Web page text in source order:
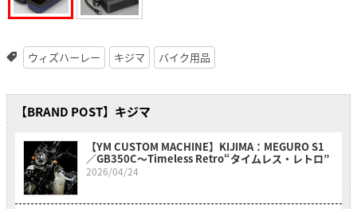
ウィズハーレー キジマ バイク用品
【BRAND POST】キジマ
【YM CUSTOM MACHINE】KIJIMA：MEGURO S1
／GB350C〜Timeless Retro“タイムレス・レトロ”
2026/04/24